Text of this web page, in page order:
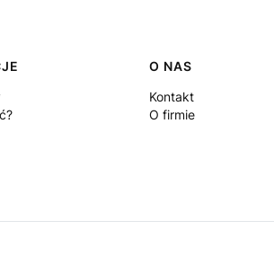
O NAS
Kontakt
O firmie